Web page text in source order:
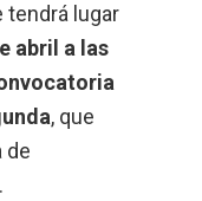
lugar
abril a las
, que
de